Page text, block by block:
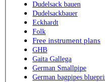
Dudelsack bauen
Dudelsackbauer
Eckhardt
Folk
Free instrument plans
GHB
Gaita Gallega
German Smallpipe
German bagpipes